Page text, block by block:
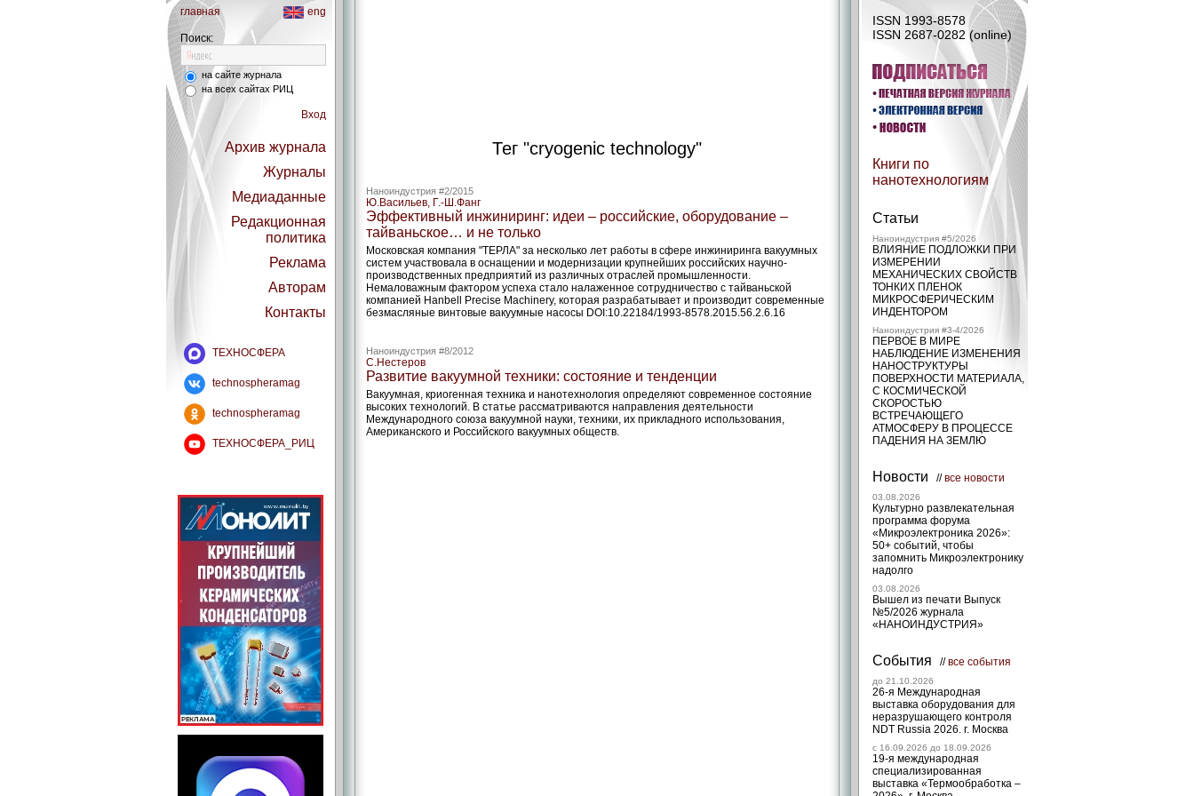
главная eng
Поиск:
на сайте журнала
на всех сайтах РИЦ
Вход
Архив журнала
Журналы
Медиаданные
Редакционная
политика
Реклама
Авторам
Контакты
ТЕХНОСФЕРА
technospheramag
technospheramag
ТЕХНОСФЕРА_РИЦ
ISSN 1993-8578
ISSN 2687-0282 (online)
Книги по
нанотехнологиям
Статьи
Наноиндустрия #5/2026
ВЛИЯНИЕ ПОДЛОЖКИ ПРИ
ИЗМЕРЕНИИ
МЕХАНИЧЕСКИХ СВОЙСТВ
ТОНКИХ ПЛЕНОК
МИКРОСФЕРИЧЕСКИМ
ИНДЕНТОРОМ
Наноиндустрия #3-4/2026
ПЕРВОЕ В МИРЕ
НАБЛЮДЕНИЕ ИЗМЕНЕНИЯ
НАНОСТРУКТУРЫ
ПОВЕРХНОСТИ МАТЕРИАЛА,
С КОСМИЧЕСКОЙ
СКОРОСТЬЮ
ВСТРЕЧАЮЩЕГО
АТМОСФЕРУ В ПРОЦЕССЕ
ПАДЕНИЯ НА ЗЕМЛЮ
Новости //все новости
03.08.2026
Культурно развлекательная
программа форума
«Микроэлектроника 2026»:
50+ событий, чтобы
запомнить Микроэлектронику
надолго
03.08.2026
Вышел из печати Выпуск
№5/2026 журнала
«НАНОИНДУСТРИЯ»
События //все события
до 21.10.2026
26-я Международная
выставка оборудования для
неразрушающего контроля
NDT Russia 2026. г. Москва
c 16.09.2026 до 18.09.2026
19-я международная
специализированная
выставка «Термообработка –
Тег "cryogenic technology"
Наноиндустрия #2/2015
Ю.Васильев, Г.-Ш.Фанг
Эффективный инжиниринг: идеи – российские, оборудование –
тайваньское… и не только
Московская компания "ТЕРЛА" за несколько лет работы в сфере инжиниринга вакуумных
систем участвовала в оснащении и модернизации крупнейших российских научно-
производственных предприятий из различных отраслей промышленности.
Немаловажным фактором успеха стало налаженное сотрудничество с тайваньской
компанией Hanbell Precise Machinery, которая разрабатывает и производит современные
безмасляные винтовые вакуумные насосы DOI:10.22184/1993-8578.2015.56.2.6.16
Наноиндустрия #8/2012
С.Нестеров
Развитие вакуумной техники: состояние и тенденции
Вакуумная, криогенная техника и нанотехнология определяют современное состояние
высоких технологий. В статье рассматриваются направления деятельности
Международного союза вакуумной науки, техники, их прикладного использования,
Американского и Российского вакуумных обществ.